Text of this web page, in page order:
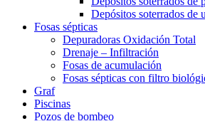
Depósitos soterrados de
Fosas sépticas
Depuradoras Oxidación Total
Drenaje – Infiltración
Fosas de acumulación
Fosas sépticas con filtro
Graf
Piscinas
Pozos de bombeo